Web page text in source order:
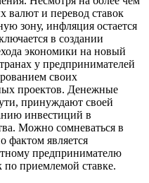
валют и перевод ставок
зону, инфляция остается
в создании
экономики на новый
у предпринимателей
своих
проектов. Денежные
принуждают своей
инвестиций в
Можно сомневаться в
фактом является
предпринимателю
приемлемой ставке.